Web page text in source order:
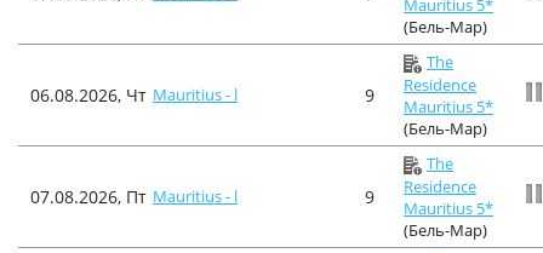
(Бель-Мар)
06.08.2026, Чт Mauritius - l 9
The
Residence
Mauritius 5*
(Бель-Мар)
07.08.2026, Пт Mauritius - l 9
The
Residence
Mauritius 5*
(Бель-Мар)